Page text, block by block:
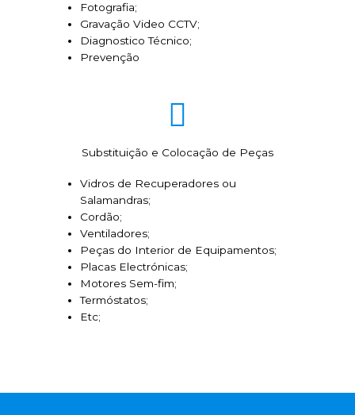
Fotografia;
Gravação Video CCTV;
Diagnostico Técnico;
Prevenção
Substituição e Colocação de Peças
Vidros de Recuperadores ou
Salamandras;
Cordão;
Ventiladores;
Peças do Interior de Equipamentos;
Placas Electrónicas;
Motores Sem-fim;
Termóstatos;
Etc;